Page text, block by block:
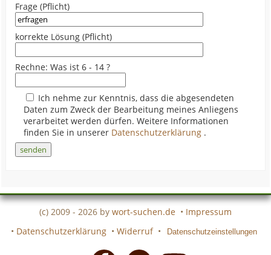
Frage (Pflicht)
korrekte Lösung (Pflicht)
Rechne: Was ist 6 - 14 ?
Ich nehme zur Kenntnis, dass die abgesendeten
Daten zum Zweck der Bearbeitung meines Anliegens
verarbeitet werden dürfen. Weitere Informationen
finden Sie in unserer Datenschutzerklärung .
(c) 2009 - 2026 by wort-suchen.de • Impressum
• Datenschutzerklärung • Widerruf • Datenschutzeinstellungen